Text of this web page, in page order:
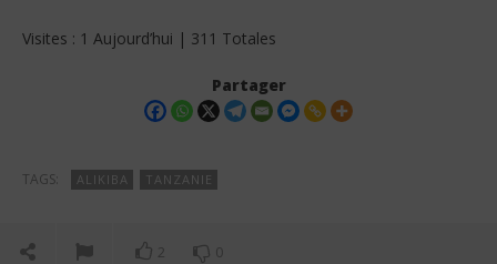
Visites : 1 Aujourd’hui | 311 Totales
Partager
TAGS: ALIKIBA TANZANIE
2 0